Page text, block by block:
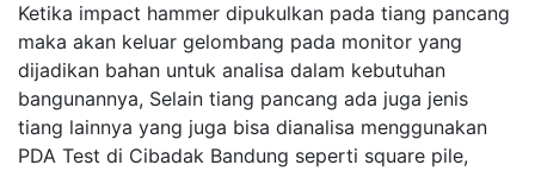
Ketika impact hammer dipukulkan pada tiang pancang
maka akan keluar gelombang pada monitor yang
dijadikan bahan untuk analisa dalam kebutuhan
bangunannya, Selain tiang pancang ada juga jenis
tiang lainnya yang juga bisa dianalisa menggunakan
PDA Test di Cibadak Bandung seperti square pile,